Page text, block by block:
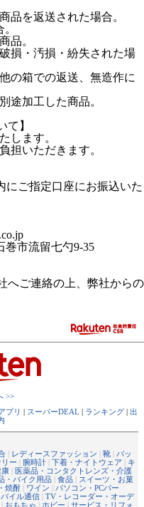
品を返送された場合。
品。
損・汚損・紛失された場
の箱での返送、無造作に
途加工した商品。
て】
します。
担いただきます。
にご指定口座にお振込いた
市流留七勺9-35
へご連絡の上、弊社からの
>>
プリ スーパーDEAL ランキング
出
レディースファッション 靴
バッ
ー 腕時計 下着・ナイトウェア
キ
康
医薬品・コンタクトレンズ・介護
・バイク用品 食品
スイーツ・お菓
焼酎 ワイン
パソコン・PCパー
イル通信
TV・レコーダー・オーデ
おもちゃ ホビー サービス・リフォ